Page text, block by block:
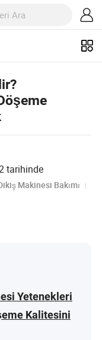
tarihinde
Makinesi Bakımı
Yetenekleri
Kalitesini